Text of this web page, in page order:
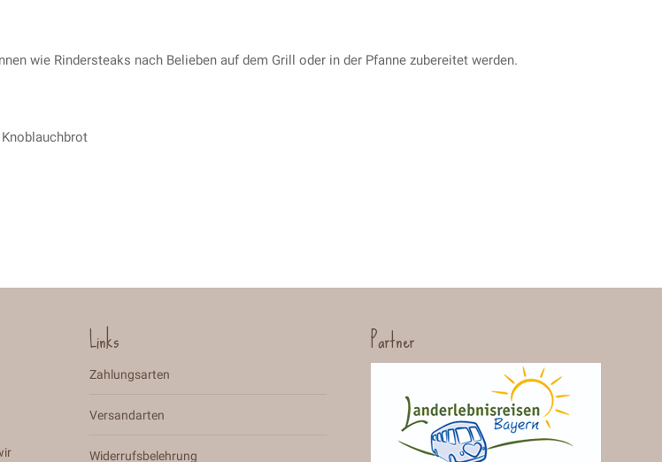
wie Rindersteaks nach Belieben auf dem Grill oder in der Pfanne zubereitet werden.
Links
Zahlungsarten
Versandarten
Widerrufsbelehrung
Partner